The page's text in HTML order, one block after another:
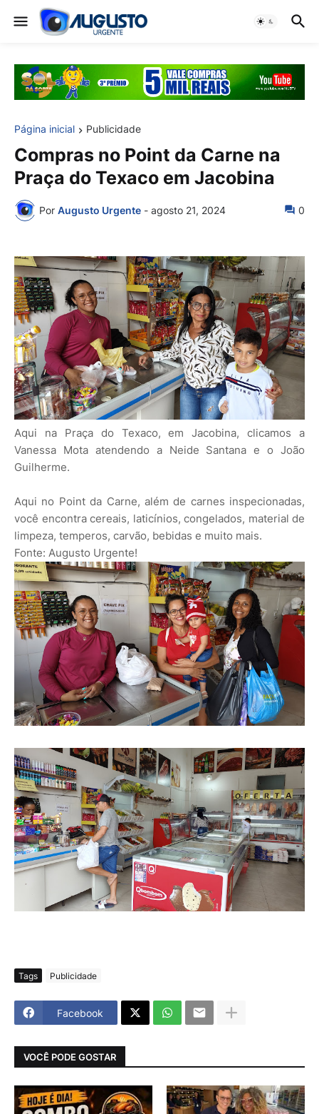
Página inicial Publicidade
Compras no Point da Carne na
Praça do Texaco em Jacobina
Por Augusto Urgente - agosto 21, 2024 0
Aqui na Praça do Texaco, em Jacobina, clicamos a
Vanessa Mota atendendo a Neide Santana e o João
Guilherme.
Aqui no Point da Carne, além de carnes inspecionadas,
você encontra cereais, laticínios, congelados, material de
limpeza, temperos, carvão, bebidas e muito mais.
Fonte: Augusto Urgente!
Tags Publicidade
Facebook
VOCÊ PODE GOSTAR